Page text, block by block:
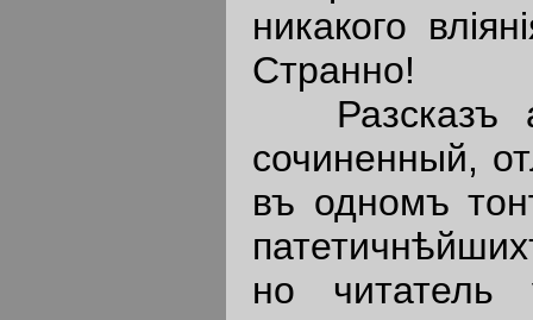
никакого
Странно!
Разсказъ
сочиненный,
въ одномъ
но читатель